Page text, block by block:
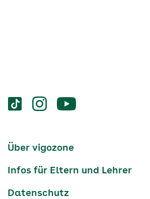
Services
Social-
vigozone.de
vigozone.devigozone.de
Services-
Über vigozone
Infos für Eltern und Lehrer
Datenschutz